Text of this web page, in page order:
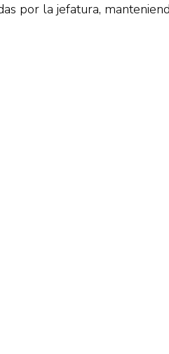
por la jefatura,